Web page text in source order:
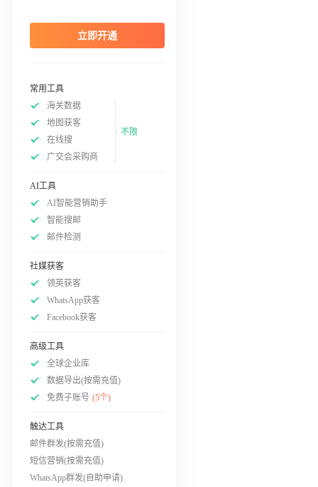
立即开通
常用工具
海关数据
地图获客
在线搜
广交会采购商
不限
AI工具
AI智能营销助手
智能搜邮
邮件检测
社媒获客
领英获客
WhatsApp获客
Facebook获客
高级工具
全球企业库
数据导出(按需充值)
免费子账号 (5个)
触达工具
邮件群发(按需充值)
短信营销(按需充值)
WhatsApp群发(自助申请)